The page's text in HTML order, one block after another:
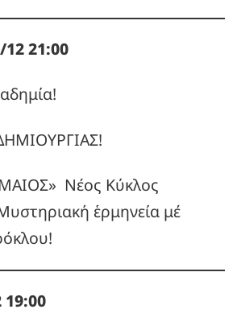
21:00
Νέος Κύκλος
ἑρμηνεία μέ